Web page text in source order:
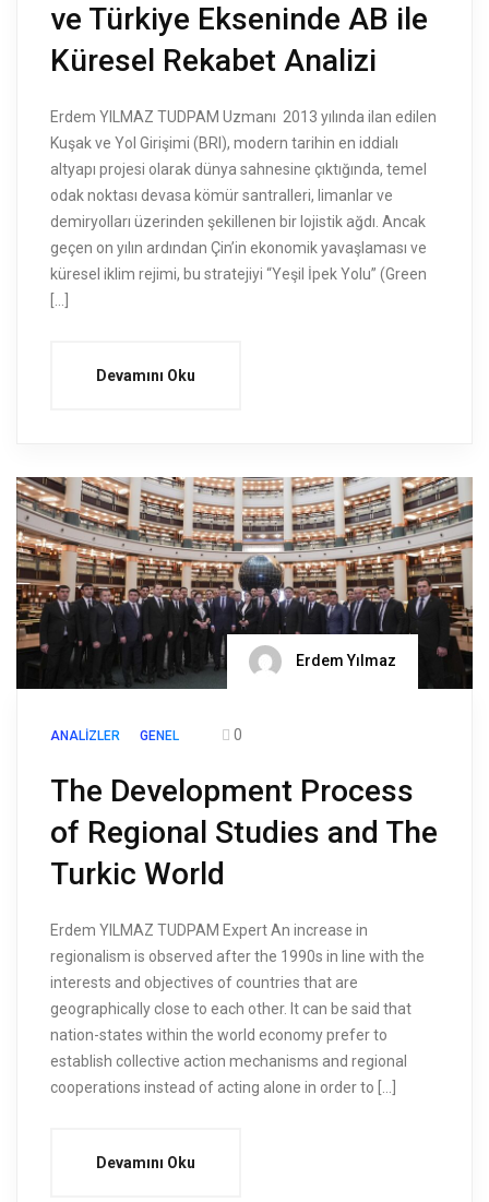
ve Türkiye Ekseninde AB ile
Küresel Rekabet Analizi
Erdem YILMAZ TUDPAM Uzmanı 2013 yılında ilan edilen
Kuşak ve Yol Girişimi (BRI), modern tarihin en iddialı
altyapı projesi olarak dünya sahnesine çıktığında, temel
odak noktası devasa kömür santralleri, limanlar ve
demiryolları üzerinden şekillenen bir lojistik ağdı. Ancak
geçen on yılın ardından Çin’in ekonomik yavaşlaması ve
küresel iklim rejimi, bu stratejiyi “Yeşil İpek Yolu” (Green
Devamını Oku
Erdem Yılmaz
ANALIZLER GENEL 0
The Development Process
of Regional Studies and The
Turkic World
Erdem YILMAZ TUDPAM Expert An increase in
regionalism is observed after the 1990s in line with the
interests and objectives of countries that are
geographically close to each other. It can be said that
nation-states within the world economy prefer to
establish collective action mechanisms and regional
cooperations instead of acting alone in order to […]
Devamını Oku